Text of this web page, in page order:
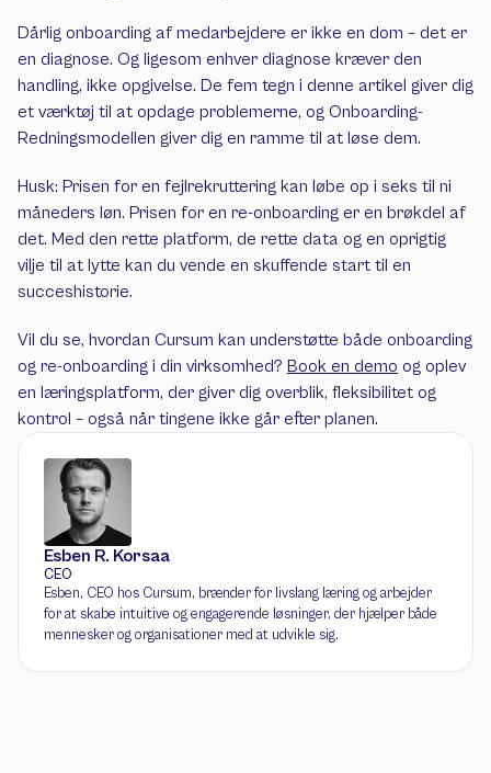
Esben R. Korsaa
CEO
Esben, CEO hos Cursum, brænder for livslang læring og arbejder
for at skabe intuitive og engagerende løsninger, der hjælper både
mennesker og organisationer med at udvikle sig.
Dårlig onboarding af medarbejdere er ikke en dom – det er
en diagnose. Og ligesom enhver diagnose kræver den
handling, ikke opgivelse. De fem tegn i denne artikel giver dig
et værktøj til at opdage problemerne, og Onboarding-
Redningsmodellen giver dig en ramme til at løse dem.
Husk: Prisen for en fejlrekruttering kan løbe op i seks til ni
måneders løn. Prisen for en re-onboarding er en brøkdel af
det. Med den rette platform, de rette data og en oprigtig
vilje til at lytte kan du vende en skuffende start til en
succeshistorie.
Vil du se, hvordan Cursum kan understøtte både onboarding
og re-onboarding i din virksomhed? Book en demo og oplev
en læringsplatform, der giver dig overblik, fleksibilitet og
kontrol – også når tingene ikke går efter planen.